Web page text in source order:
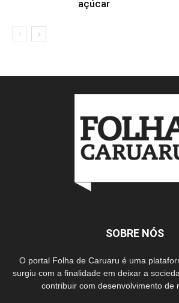
açúcar
SOBRE NÓS
O portal Folha de Caruaru é uma
surgiu com a finalidade em deixar a
contribuir com desenvolvimento de